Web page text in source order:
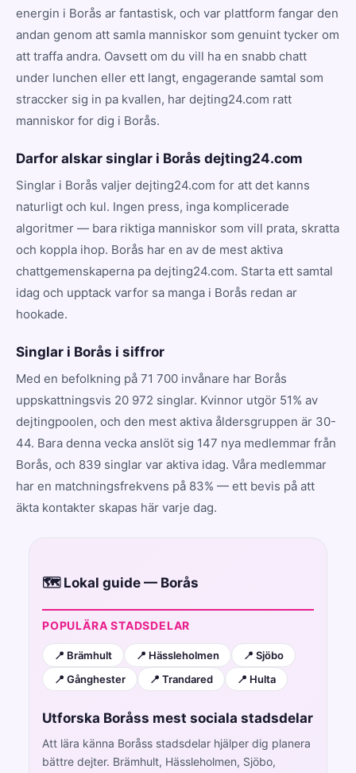
energin i Borås ar fantastisk, och var plattform fangar den
andan genom att samla manniskor som genuint tycker om
att traffa andra. Oavsett om du vill ha en snabb chatt
under lunchen eller ett langt, engagerande samtal som
straccker sig in pa kvallen, har dejting24.com ratt
manniskor for dig i Borås.
Darfor alskar singlar i Borås dejting24.com
Singlar i Borås valjer dejting24.com for att det kanns
naturligt och kul. Ingen press, inga komplicerade
algoritmer — bara riktiga manniskor som vill prata, skratta
och koppla ihop. Borås har en av de mest aktiva
chattgemenskaperna pa dejting24.com. Starta ett samtal
idag och upptack varfor sa manga i Borås redan ar
hookade.
Singlar i Borås i siffror
Med en befolkning på 71 700 invånare har Borås
uppskattningsvis 20 972 singlar. Kvinnor utgör 51% av
dejtingpoolen, och den mest aktiva åldersgruppen är 30-
44. Bara denna vecka anslöt sig 147 nya medlemmar från
Borås, och 839 singlar var aktiva idag. Våra medlemmar
har en matchningsfrekvens på 83% — ett bevis på att
äkta kontakter skapas här varje dag.
🗺️ Lokal guide — Borås
POPULÄRA STADSDELAR
📍 Brämhult 📍 Hässleholmen
📍 Sjöbo
📍 Gånghester
📍 Trandared 📍 Hulta
Utforska Boråss mest sociala stadsdelar
Att lära känna Boråss stadsdelar hjälper dig planera
bättre dejter. Brämhult, Hässleholmen, Sjöbo,